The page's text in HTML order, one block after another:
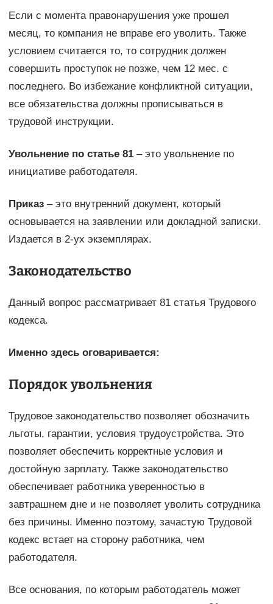
Если с момента правонарушения уже прошел
месяц, то компания не вправе его уволить. Также
условием считается то, то сотрудник должен
совершить проступок не позже, чем 12 мес. с
последнего. Во избежание конфликтной ситуации,
все обязательства должны прописываться в
трудовой инструкции.
Увольнение по статье 81– это увольнение по
инициативе работодателя.
Приказ– это внутренний документ, который
основывается на заявлении или докладной записки.
Издается в 2-ух экземплярах.
Законодательство
Данный вопрос рассматривает 81 статья Трудового
кодекса.
Именно здесь оговаривается:
Порядок увольнения
Трудовое законодательство позволяет обозначить
льготы, гарантии, условия трудоустройства. Это
позволяет обеспечить корректные условия и
достойную зарплату. Также законодательство
обеспечивает работника уверенностью в
завтрашнем дне и не позволяет уволить сотрудника
без причины. Именно поэтому, зачастую Трудовой
кодекс встает на сторону работника, чем
работодателя.
Все основания, по которым работодатель может